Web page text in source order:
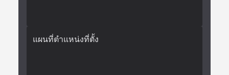
แผนที่ตำแหน่งที่ตั้ง